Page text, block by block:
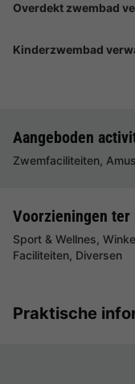
Overdekt zwembad
Kinderzwembad
Aangeboden
Zwemfaciliteiten,
Voorzieningen ter
Sport & Wellnes,
Faciliteiten, Diversen
Praktische